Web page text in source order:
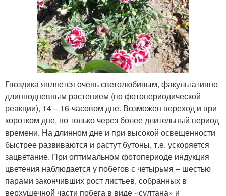
Гвоздика является очень светолюбивым, факультативно
длиннодневным растением (по фотопериодической
реакции), 14 – 16-часовом дне. Возможен переход и при
коротком дне, но только через более длительный период
времени. На длинном дне и при высокой освещенности
быстрее развиваются и растут бутоны, т.е. ускоряется
зацветание. При оптимальном фотопериоде индукция
цветения наблюдается у побегов с четырьмя – шестью
парами закончивших рост листьев, собранных в
верхушечной части побега в виде «султана» и